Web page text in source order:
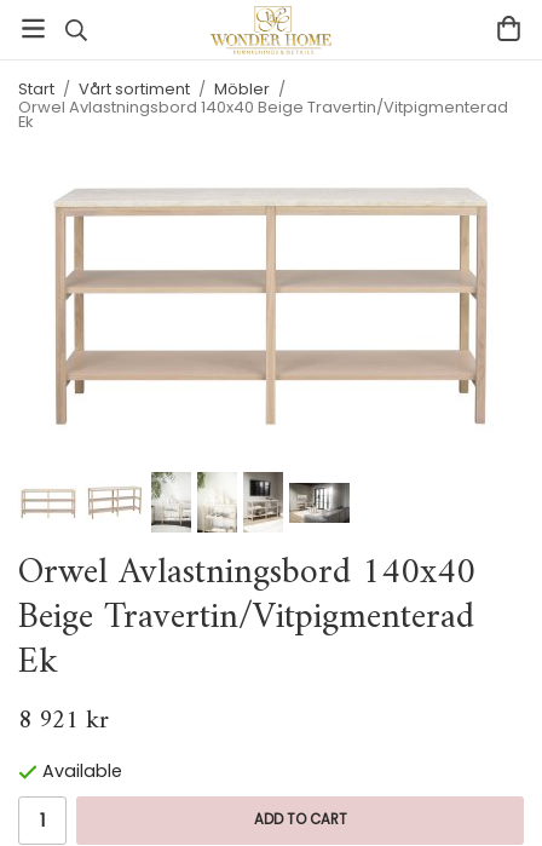
Start / Vårt sortiment / Möbler /
Orwel Avlastningsbord 140x40 Beige Travertin/Vitpigmenterad
Ek
Orwel Avlastningsbord 140x40
Beige Travertin/Vitpigmenterad
Ek
8 921 kr
Available
ADD TO CART